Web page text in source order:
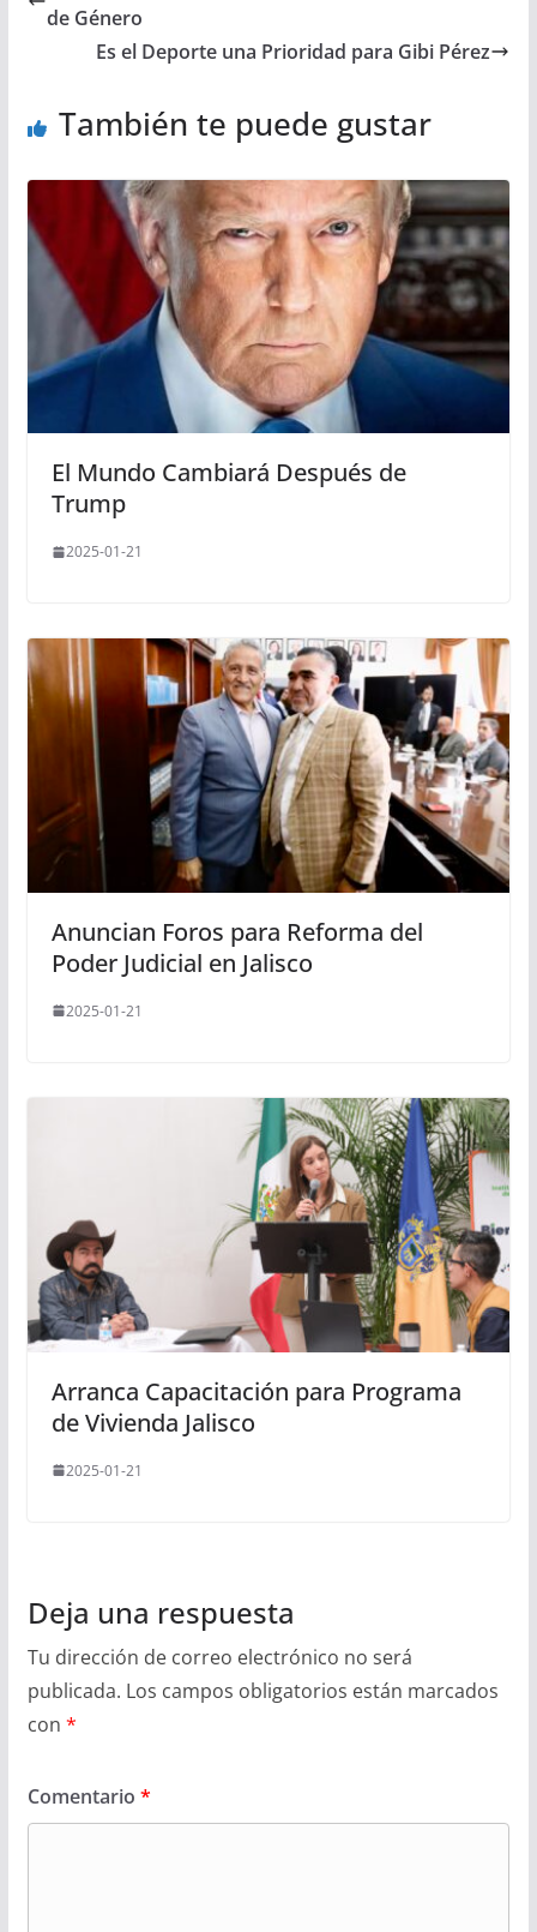
de Género
Es el Deporte una Prioridad para Gibi Pérez
También te puede gustar
El Mundo Cambiará Después de
Trump
2025-01-21
Anuncian Foros para Reforma del
Poder Judicial en Jalisco
2025-01-21
Arranca Capacitación para Programa
de Vivienda Jalisco
2025-01-21
Deja una respuesta
Tu dirección de correo electrónico no será
publicada. Los campos obligatorios están marcados
con *
Comentario *